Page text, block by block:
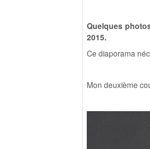
Quelques
2015.
Ce diaporama
Mon deuxième